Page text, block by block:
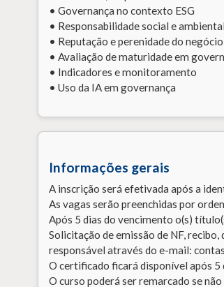
• Governança no contexto ESG
• Responsabilidade social e ambiental
• Reputação e perenidade do negócio
• Avaliação de maturidade em
• Indicadores e monitoramento
• Uso da IA em governança
Informações gerais
A inscrição será efetivada após a
As vagas serão preenchidas por
Após 5 dias do vencimento o(s)
Solicitação de emissão de NF,
responsável através do e-mail:
O certificado ficará disponível após 5
O curso poderá ser remarcado se